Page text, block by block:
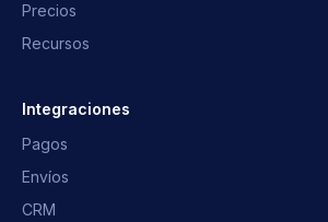
Precios
Recursos
Integraciones
Pagos
Envíos
CRM
Respuestas rápidas · te escribimos